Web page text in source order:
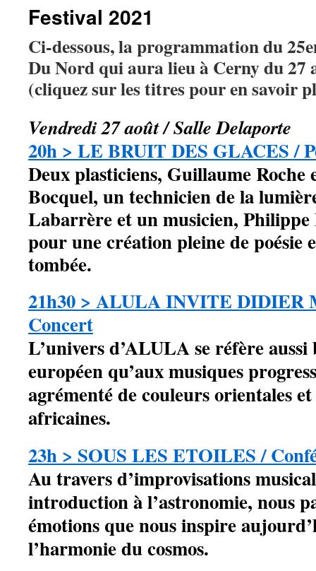
Festival 2021
Ci-dessous, la programmation du
Du Nord qui aura lieu à Cerny du 27
(cliquez sur les titres pour en savoir
Vendredi 27 août / Salle Delaporte
20h > LE BRUIT DES GLACES /
Deux plasticiens, Guillaume Roche
Bocquel, un technicien de la
Labarrère et un musicien,
pour une création pleine de poésie
tombée.
21h30 > ALULA INVITE DIDIER
Concert
L’univers d’ALULA se réfère
européen qu’aux musiques
agrémenté de couleurs orientales et
africaines.
23h > SOUS LES ETOILES /
Au travers d’improvisations
introduction à l’astronomie, nous
émotions que nous inspire
l’harmonie du cosmos.